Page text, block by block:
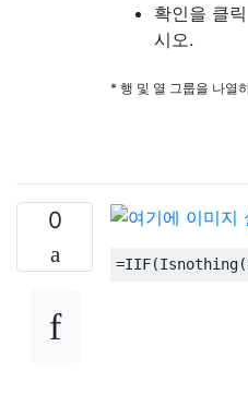
확인을 클
시오.
* 행 및 열 그룹을 나열
0
=IIF(Isnothing(